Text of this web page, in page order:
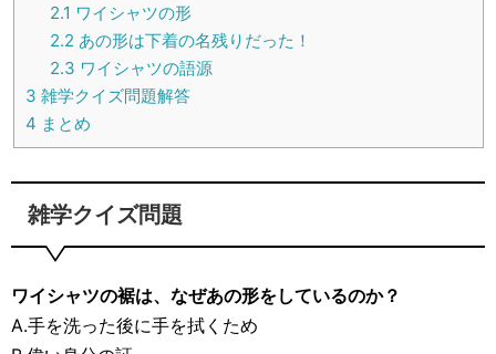
2.1 ワイシャツの形
2.2 あの形は下着の名残りだった！
2.3 ワイシャツの語源
3 雑学クイズ問題解答
4 まとめ
雑学クイズ問題
ワイシャツの裾は、なぜあの形をしているのか？
A.手を洗った後に手を拭くため